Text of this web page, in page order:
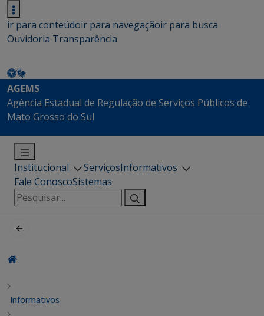
ir para conteúdoir para navegaçãoir para busca
Ouvidoria Transparência
AGEMS
Agência Estadual de Regulação de Serviços Públicos de
Mato Grosso do Sul
Institucional ServiçosInformativos
Fale ConoscoSistemas
Pesquisar
por:
Informativos